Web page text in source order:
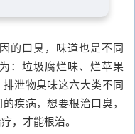
的口臭，味道也是不同
：垃圾腐烂味、烂苹果
泄物臭味这六大类不同
疾病，想要根治口臭，
，才能根治。